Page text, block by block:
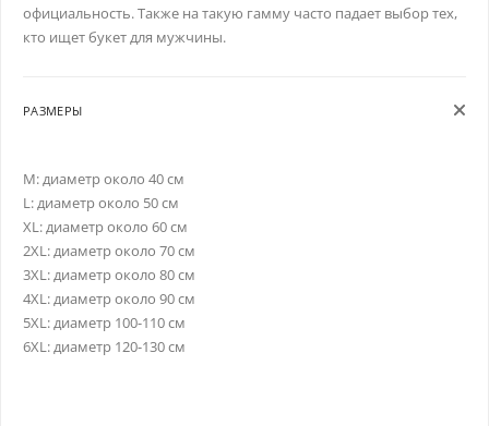
официальность. Также на такую гамму часто падает выбор тех,
кто ищет букет для мужчины.
РАЗМЕРЫ
M: диаметр около 40 см
L: диаметр около 50 см
XL: диаметр около 60 см
2XL: диаметр около 70 см
3XL: диаметр около 80 см
4XL: диаметр около 90 см
5XL: диаметр 100-110 см
6XL: диаметр 120-130 см